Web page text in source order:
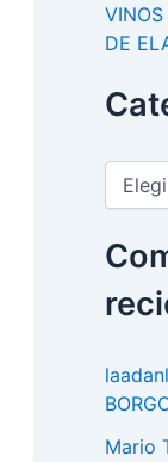
DE
C
e
g
r
s
Mario